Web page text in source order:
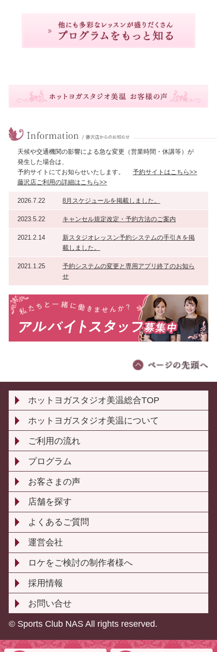
天候や交通機関の影響による急な変更（営業時間・休講等）が
発生した場合は、
予約サイトにてお知らせいたします。 予約サイトはこちら>>
藤沢店ご利用の詳細はこちら>>
2026.7.22 8月スケジュールを掲載しました。
2023.5.22 キャンセル規定改定・予約方法のご案内
2021.2.14
新スタジオレッスン予約システムの手引きを掲
載しました。
2021.1.25
予約システムの変更と専用アプリ終了のお知ら
せ
ホットヨガスタジオ美温総合TOP
ホットヨガスタジオ美温について
ご利用の流れ
プログラム
お客さまの声
店舗を探す
よくあるご質問
運営会社
ロケをご検討の制作者様へ
採用情報
お問い合せ
© Sports Club NAS All rights reserved.